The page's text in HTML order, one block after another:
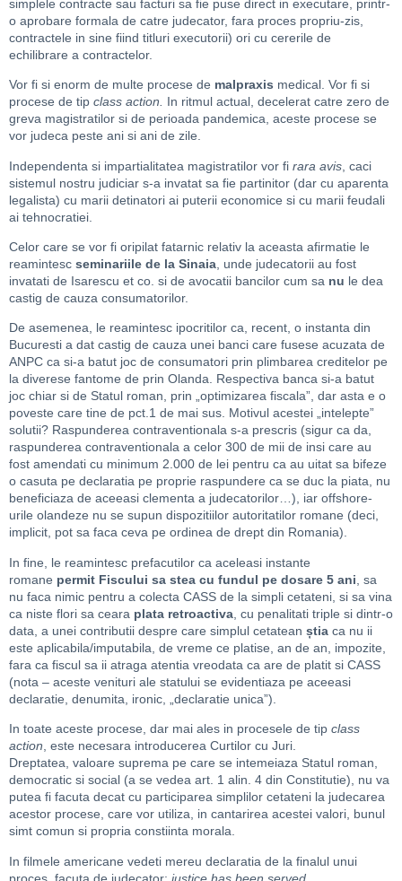
simplele contracte sau facturi sa fie puse direct in executare, printr-
o aprobare formala de catre judecator, fara proces propriu-zis,
contractele in sine fiind titluri executorii) ori cu cererile de
echilibrare a contractelor.
Vor fi si enorm de multe procese de malpraxis medical. Vor fi si
procese de tip class action. In ritmul actual, decelerat catre zero de
greva magistratilor si de perioada pandemica, aceste procese se
vor judeca peste ani si ani de zile.
Independenta si impartialitatea magistratilor vor fi rara avis , caci
sistemul nostru judiciar s-a invatat sa fie partinitor (dar cu aparenta
legalista) cu marii detinatori ai puterii economice si cu marii feudali
ai tehnocratiei.
Celor care se vor fi oripilat fatarnic relativ la aceasta afirmatie le
reamintesc seminariile de la Sinaia , unde judecatorii au fost
invatati de Isarescu et co. si de avocatii bancilor cum sa nu le dea
castig de cauza consumatorilor.
De asemenea, le reamintesc ipocritilor ca, recent, o instanta din
Bucuresti a dat castig de cauza unei banci care fusese acuzata de
ANPC ca si-a batut joc de consumatori prin plimbarea creditelor pe
la diverese fantome de prin Olanda. Respectiva banca si-a batut
joc chiar si de Statul roman, prin „optimizarea fiscala”, dar asta e o
poveste care tine de pct.1 de mai sus. Motivul acestei „intelepte”
solutii? Raspunderea contraventionala s-a prescris (sigur ca da,
raspunderea contraventionala a celor 300 de mii de insi care au
fost amendati cu minimum 2.000 de lei pentru ca au uitat sa bifeze
o casuta pe declaratia pe proprie raspundere ca se duc la piata, nu
beneficiaza de aceeasi clementa a judecatorilor…), iar offshore-
urile olandeze nu se supun dispozitiilor autoritatilor romane (deci,
implicit, pot sa faca ceva pe ordinea de drept din Romania).
In fine, le reamintesc prefacutilor ca aceleasi instante
romane permit Fiscului sa stea cu fundul pe dosare 5 ani , sa
nu faca nimic pentru a colecta CASS de la simpli cetateni, si sa vina
ca niste flori sa ceara plata retroactiva , cu penalitati triple si dintr-o
data, a unei contributii despre care simplul cetatean știa ca nu ii
este aplicabila/imputabila, de vreme ce platise, an de an, impozite,
fara ca fiscul sa ii atraga atentia vreodata ca are de platit si CASS
(nota – aceste venituri ale statului se evidentiaza pe aceeasi
declaratie, denumita, ironic, „declaratie unica”).
In toate aceste procese, dar mai ales in procesele de tip class
action, este necesara introducerea Curtilor cu Juri.
Dreptatea, valoare suprema pe care se intemeiaza Statul roman,
democratic si social (a se vedea art. 1 alin. 4 din Constitutie), nu va
putea fi facuta decat cu participarea simplilor cetateni la judecarea
acestor procese, care vor utiliza, in cantarirea acestei valori, bunul
simt comun si propria constiinta morala.
In filmele americane vedeti mereu declaratia de la finalul unui
proces, facuta de judecator: justice has been served.